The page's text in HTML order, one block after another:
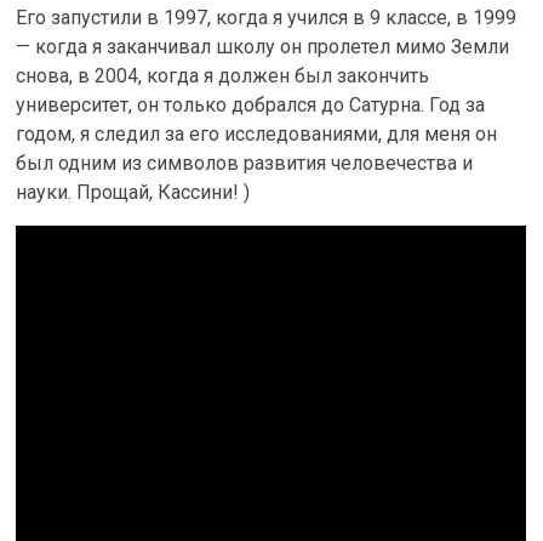
Его запустили в 1997, когда я учился в 9 классе, в 1999
— когда я заканчивал школу он пролетел мимо Земли
снова, в 2004, когда я должен был закончить
университет, он только добрался до Сатурна. Год за
годом, я следил за его исследованиями, для меня он
был одним из символов развития человечества и
науки. Прощай, Кассини! )